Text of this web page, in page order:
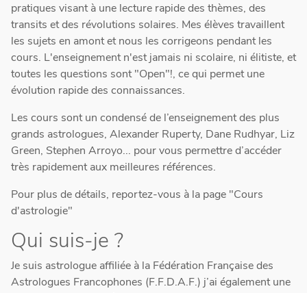
pratiques visant à une lecture rapide des thèmes, des
transits et des révolutions solaires. Mes élèves travaillent
les sujets en amont et nous les corrigeons pendant les
cours. L'enseignement n'est jamais ni scolaire, ni élitiste, et
toutes les questions sont "Open"!, ce qui permet une
évolution rapide des connaissances.
Les cours sont un condensé de l’enseignement des plus
grands astrologues, Alexander Ruperty, Dane Rudhyar, Liz
Green, Stephen Arroyo... pour vous permettre d’accéder
très rapidement aux meilleures références.
Pour plus de détails, reportez-vous à la page "Cours
d'astrologie"
Qui suis-je ?
Je suis astrologue affiliée à la Fédération Française des
Astrologues Francophones (F.F.D.A.F.) j’ai également une